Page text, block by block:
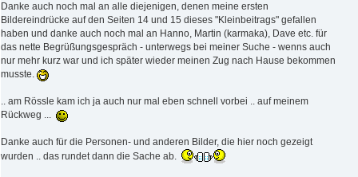
Danke auch noch mal an alle diejenigen, denen meine ersten
Bildereindrücke auf den Seiten 14 und 15 dieses "Kleinbeitrags" gefallen
haben und danke auch noch mal an Hanno, Martin (karmaka), Dave etc. für
das nette Begrüßungsgespräch - unterwegs bei meiner Suche - wenns auch
nur mehr kurz war und ich später wieder meinen Zug nach Hause bekommen
musste.
.. am Rössle kam ich ja auch nur mal eben schnell vorbei .. auf meinem
Rückweg ...
Danke auch für die Personen- und anderen Bilder, die hier noch gezeigt
wurden .. das rundet dann die Sache ab.